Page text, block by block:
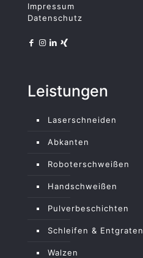
1
Impressum
Datenschutz
Leistungen
Laserschneiden
Abkanten
Roboterschweißen
Handschweißen
Pulverbeschichten
Schleifen & Entgraten
Walzen